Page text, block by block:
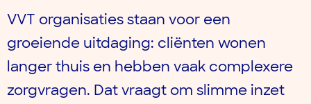
VVT organisaties staan voor een
groeiende uitdaging: cliënten wonen
langer thuis en hebben vaak complexere
zorgvragen. Dat vraagt om slimme inzet